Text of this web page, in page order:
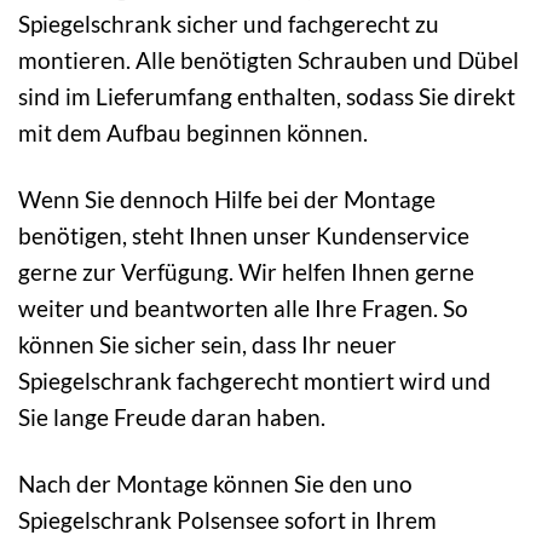
Spiegelschrank sicher und fachgerecht zu
montieren. Alle benötigten Schrauben und Dübel
sind im Lieferumfang enthalten, sodass Sie direkt
mit dem Aufbau beginnen können.
Wenn Sie dennoch Hilfe bei der Montage
benötigen, steht Ihnen unser Kundenservice
gerne zur Verfügung. Wir helfen Ihnen gerne
weiter und beantworten alle Ihre Fragen. So
können Sie sicher sein, dass Ihr neuer
Spiegelschrank fachgerecht montiert wird und
Sie lange Freude daran haben.
Nach der Montage können Sie den uno
Spiegelschrank Polsensee sofort in Ihrem